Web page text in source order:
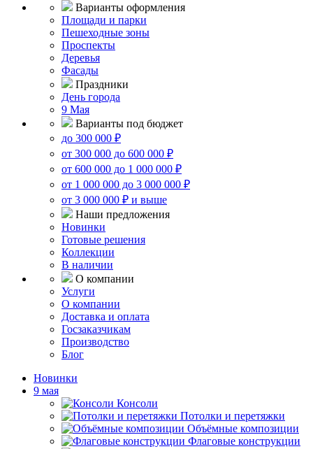
Варианты оформления
Площади и парки
Пешеходные зоны
Проспекты
Деревья
Фасады
Праздники
День города
9 Мая
Варианты под бюджет
до 300 000 ₽
от 300 000 до 600 000 ₽
от 600 000 до 1 000 000 ₽
от 1 000 000 до 3 000 000 ₽
от 3 000 000 ₽ и выше
Наши предложения
Новинки
Готовые решения
Коллекции
В наличии
О компании
Услуги
О компании
Доставка и оплата
Госзаказчикам
Производство
Блог
Новинки
9 мая
Консоли
Потолки и перетяжки
Объёмные композиции
Флаговые конструкции